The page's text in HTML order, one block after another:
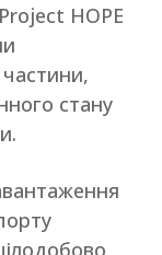
HOPE
стану